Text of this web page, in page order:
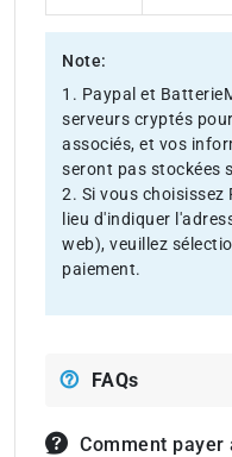
Note:
1. Paypal et
serveurs cryptés
associés, et vos
seront pas stockées
2. Si vous choisissez
lieu d'indiquer
web), veuillez
paiement.
FAQs
Comment payer